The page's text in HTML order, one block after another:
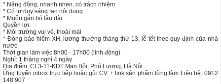
* Năng động, nhanh nhẹn, có trách nhiệm
* Có tư duy sáng tạo nội dung
* Muốn gắn bó lâu dài
Quyền lợi:
* Môi trường vui vẻ, thoải mái
* Đóng bảo hiểm XH, lương thưởng tháng thứ 13, lễ tết theo quy định của nhà
nước
Thời gian làm việc:8h00 - 17h00 (linh động)
Nghỉ: 1 tháng nghỉ 4 ngày
Địa điểm: CL3-11-KDT Man Bồi, Phú Lương, Hà Nội
Ứng tuyển inbox trực tiếp hoặc gửi CV + link sản phẩm từng làm Liên hệ: 0912
148 907